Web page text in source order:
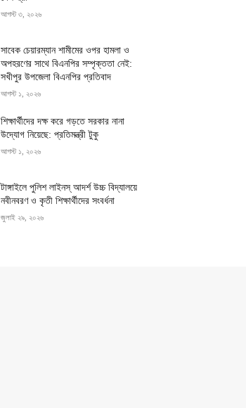
আগস্ট ৩, ২০২৬
সাবেক চেয়ারম্যান শামীমের ওপর হামলা ও
অপহরণের সাথে বিএনপির সম্পৃক্ততা নেই:
সখীপুর উপজেলা বিএনপির প্রতিবাদ
আগস্ট ১, ২০২৬
শিক্ষার্থীদের দক্ষ করে গড়তে সরকার নানা
উদ্যোগ নিয়েছে: প্রতিমন্ত্রী টুকু
আগস্ট ১, ২০২৬
টাঙ্গাইলে পুলিশ লাইনস্ আদর্শ উচ্চ বিদ্যালয়ে
নবীনবরণ ও কৃতী শিক্ষার্থীদের সংবর্ধনা
জুলাই ২৯, ২০২৬